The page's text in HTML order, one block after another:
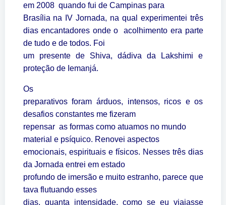
em 2008 quando fui de Campinas para
Brasília na IV Jornada, na qual experimentei três
dias encantadores onde o acolhimento era parte
de tudo e de todos. Foi
um presente de Shiva, dádiva da Lakshimi e
proteção de Iemanjá.
Os
preparativos foram árduos, intensos, ricos e os
desafios constantes me fizeram
repensar as formas como atuamos no mundo
material e psíquico. Renovei aspectos
emocionais, espirituais e físicos. Nesses três dias
da Jornada entrei em estado
profundo de imersão e muito estranho, parece que
tava flutuando esses
dias, quanta intensidade, como se eu viajasse